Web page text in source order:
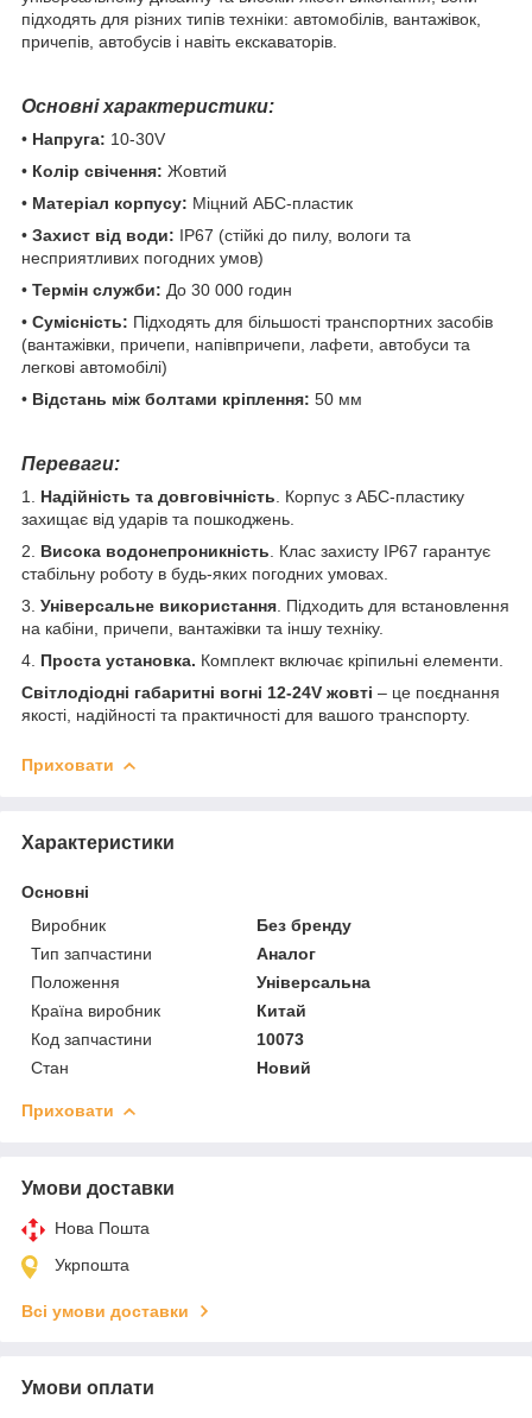
підходять для різних типів техніки: автомобілів, вантажівок,
причепів, автобусів і навіть екскаваторів.
Основні характеристики:
• Напруга: 10-30V
• Колір свічення: Жовтий
• Матеріал корпусу: Міцний АБС-пластик
• Захист від води: IP67 (стійкі до пилу, вологи та
несприятливих погодних умов)
• Термін служби: До 30 000 годин
• Сумісність: Підходять для більшості транспортних засобів
(вантажівки, причепи, напівпричепи, лафети, автобуси та
легкові автомобілі)
• Відстань між болтами кріплення: 50 мм
Переваги:
1. Надійність та довговічність
Корпус з АБС-пластику
захищає від ударів та пошкоджень.
2. Висока водонепроникність . Клас захисту IP67 гарантує
стабільну роботу в будь-яких погодних умовах.
3. Універсальне використання . Підходить для встановлення
на кабіни, причепи, вантажівки та іншу техніку.
4. Проста установка. Комплект включає кріпильні елементи.
Світлодіодні габаритні вогні 12-24V жовті – це поєднання
якості, надійності та практичності для вашого транспорту.
Приховати
Характеристики
Основні
Виробник
Без бренду
Тип запчастини
Аналог
Положення
Універсальна
Країна виробник
Китай
Код запчастини
10073
Стан
Новий
Приховати
Умови доставки
Нова Пошта
Укрпошта
Всі умови доставки
Умови оплати